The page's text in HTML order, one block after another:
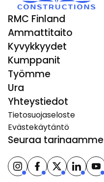
RMC Finland
Ammattitaito
Kyvykkyydet
Kumppanit
Työmme
Ura
Yhteystiedot
Tietosuojaseloste
Evästekäytäntö
Seuraa tarinaamme